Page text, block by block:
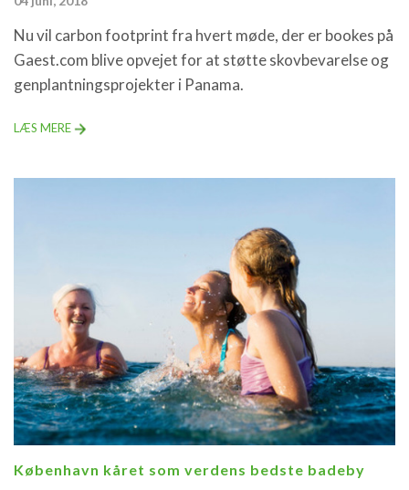
Nu vil carbon footprint fra hvert møde, der er bookes på
Gaest.com blive opvejet for at støtte skovbevarelse og
genplantningsprojekter i Panama.
LÆS MERE
København kåret som verdens bedste badeby